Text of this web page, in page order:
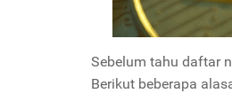
Sebelum tahu daftar
Berikut beberapa